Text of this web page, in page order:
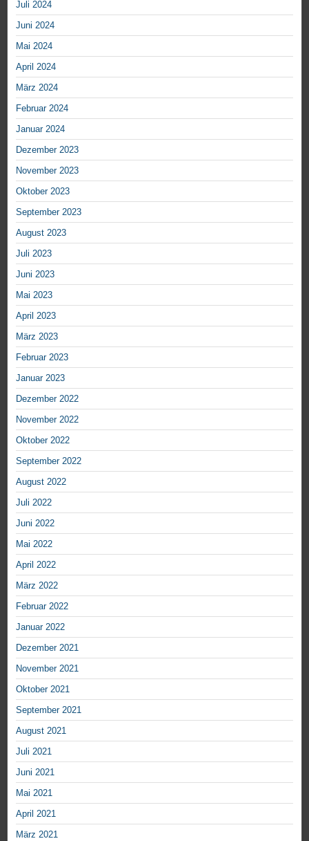
Juli 2024
Juni 2024
Mai 2024
April 2024
März 2024
Februar 2024
Januar 2024
Dezember 2023
November 2023
Oktober 2023
September 2023
August 2023
Juli 2023
Juni 2023
Mai 2023
April 2023
März 2023
Februar 2023
Januar 2023
Dezember 2022
November 2022
Oktober 2022
September 2022
August 2022
Juli 2022
Juni 2022
Mai 2022
April 2022
März 2022
Februar 2022
Januar 2022
Dezember 2021
November 2021
Oktober 2021
September 2021
August 2021
Juli 2021
Juni 2021
Mai 2021
April 2021
März 2021